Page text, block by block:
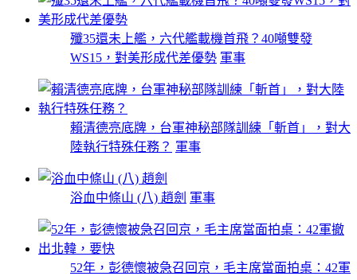
殲35還未上艦，六代艦載機首飛？40噸雙發
WS15，對美形成代差優勢 軍事
賴清德亮底牌，台軍神秘部隊訓練「斬首」，對大
陸執行特殊任務？ 軍事
浴血中條山 (八) 趙劍 軍事
52年，彭德懷被急召回京，毛主席當面拍桌：42軍